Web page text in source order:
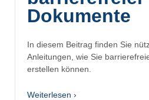
Dokumente
In diesem Beitrag finden Sie
Anleitungen, wie Sie
erstellen können.
Weiterlesen ›